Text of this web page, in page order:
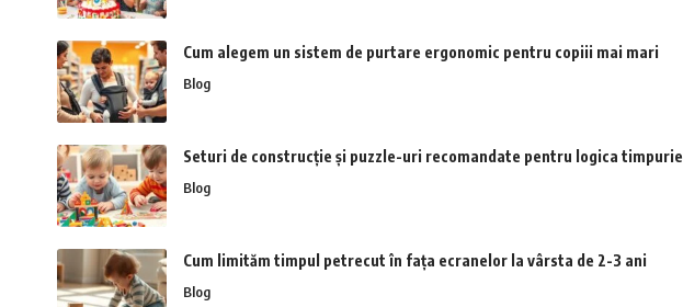
Cum alegem un sistem de purtare ergonomic pentru copiii mai mari
Blog
Seturi de construcție și puzzle-uri recomandate pentru logica timpurie
Blog
Cum limităm timpul petrecut în fața ecranelor la vârsta de 2-3 ani
Blog